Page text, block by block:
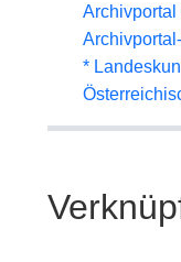
Archivportal
*